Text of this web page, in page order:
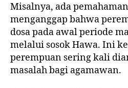
Misalnya, ada
menganggap bahwa
dosa pada awal periode
melalui sosok Hawa. Ini
perempuan sering kali
masalah bagi agamawan.